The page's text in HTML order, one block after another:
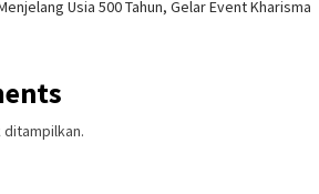
Karmila yang merupakan penyanyi
sejumlah penggiat seni dari dalam